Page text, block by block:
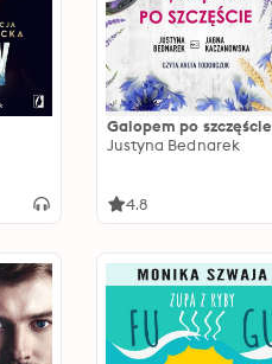
Galopem po szczęście
Justyna Bednarek
4.8